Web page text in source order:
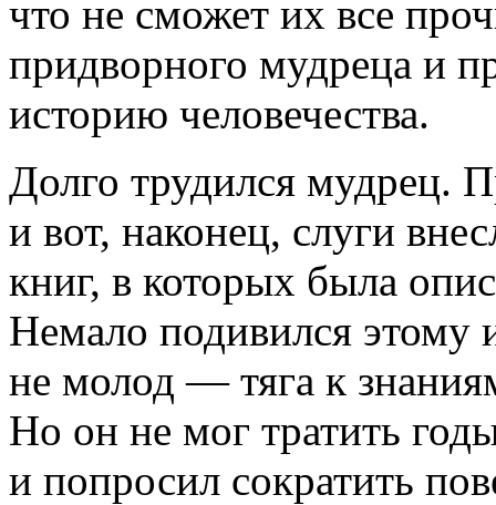
что не сможет их все
придворного мудреца и
историю человечества.
Долго трудился мудрец.
и вот, наконец, слуги
книг, в которых была
Немало подивился этому
не молод — тяга к
Но он не мог тратить
и попросил сократить